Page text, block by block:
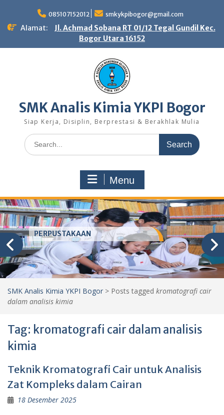
content
085107152012 smkykpibogor@gmail.com
Alamat:
Jl. Achmad Sobana RT 01/12 Tegal Gundil Kec.
Bogor Utara 16152
SMK Analis Kimia YKPI Bogor
Siap Kerja, Disiplin, Berprestasi & Berakhlak Mulia
Search
for:
Menu
PERPUSTAKAAN
SMK Analis Kimia YKPI Bogor > Posts tagged kromatografi cair
dalam analisis kimia
Tag: kromatografi cair dalam analisis
kimia
Teknik Kromatografi Cair untuk Analisis
Zat Kompleks dalam Cairan
18 Desember 2025